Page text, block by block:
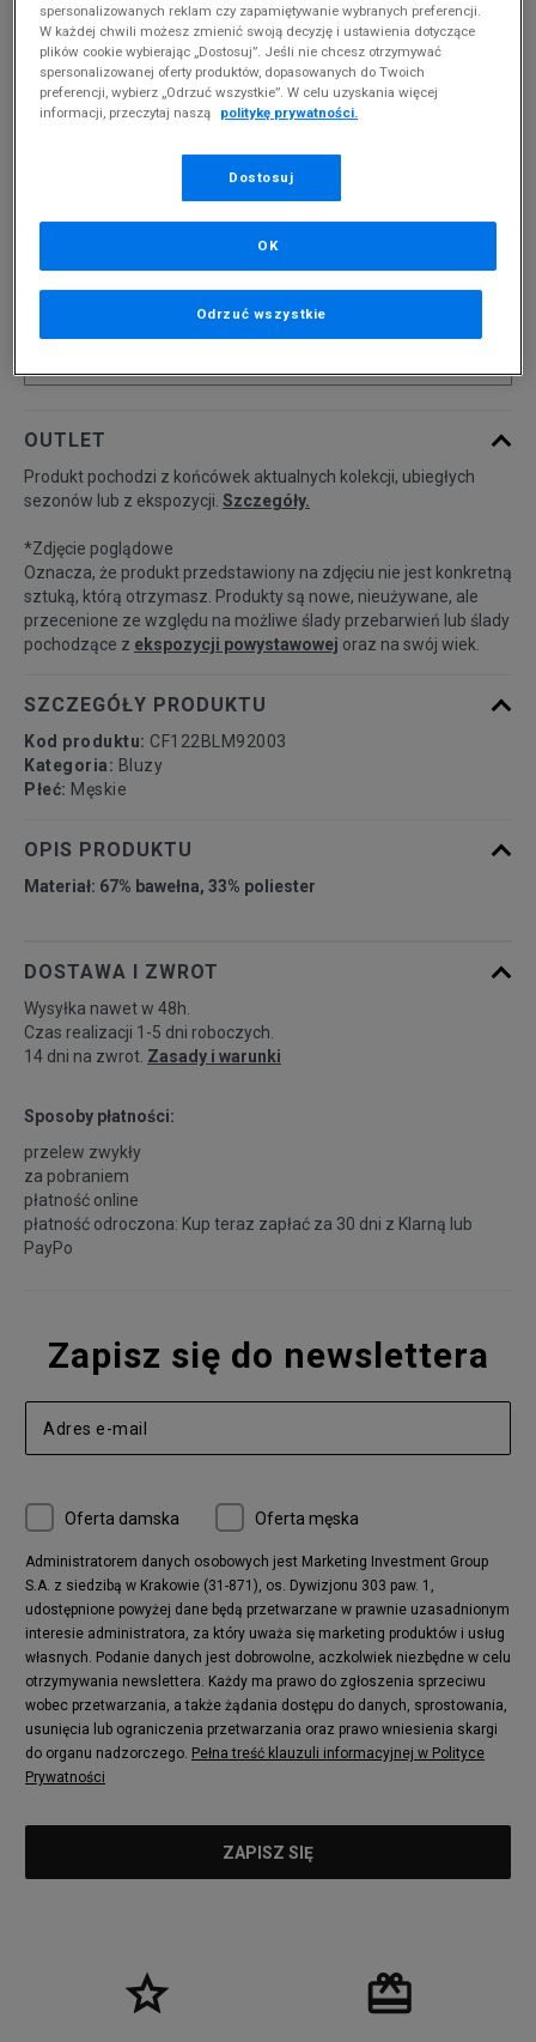
CONFRONT BLUZA ESSENTIAL CREW
Produkt pochodzi z końcówek aktualnych kolekcji, ubiegłych
sezonów lub z ekspozycji.Szczegóły.
cena rekomendowana przez producenta
PRODUKT NIEDOSTĘPNY
S
Powiadom o
L
Powiadom o
dostępności
dostępności
OUTLET
Produkt pochodzi z końcówek aktualnych kolekcji, ubiegłych
sezonów lub z ekspozycji. Szczegóły.
*Zdjęcie poglądowe
Oznacza, że produkt przedstawiony na zdjęciu nie jest konkretną
sztuką, którą otrzymasz. Produkty są nowe, nieużywane, ale
przecenione ze względu na możliwe ślady przebarwień lub ślady
pochodzące z ekspozycji powystawowej oraz na swój wiek.
SZCZEGÓŁY PRODUKTU
Kod produktu: CF122BLM92003
Kategoria: Bluzy
Płeć: Męskie
OPIS PRODUKTU
Materiał: 67% bawełna, 33% poliester
DOSTAWA I ZWROT
Wysyłka nawet w 48h.
Czas realizacji 1-5 dni roboczych.
14 dni na zwrot. Zasady i warunki
Sposoby płatności:
przelew zwykły
za pobraniem
płatność online
płatność odroczona: Kup teraz zapłać za 30 dni z Klarną lub
PayPo
Zapisz się do newslettera
Oferta damska Oferta męska
Administratorem danych osobowych jest Marketing Investment Group
S.A. z siedzibą w Krakowie (31-871), os. Dywizjonu 303 paw. 1,
udostępnione powyżej dane będą przetwarzane w prawnie uzasadnionym
interesie administratora, za który uważa się marketing produktów i usług
własnych. Podanie danych jest dobrowolne, aczkolwiek niezbędne w celu
otrzymywania newslettera. Każdy ma prawo do zgłoszenia sprzeciwu
wobec przetwarzania, a także żądania dostępu do danych, sprostowania,
usunięcia lub ograniczenia przetwarzania oraz prawo wniesienia skargi
do organu nadzorczego. Pełna treść klauzuli informacyjnej w Polityce
Prywatności
spersonalizowanych reklam czy zapamiętywanie wybranych preferencji.
W każdej chwili możesz zmienić swoją decyzję i ustawienia dotyczące
plików cookie wybierając „Dostosuj”. Jeśli nie chcesz otrzymywać
spersonalizowanej oferty produktów, dopasowanych do Twoich
preferencji, wybierz „Odrzuć wszystkie”. W celu uzyskania więcej
informacji, przeczytaj naszą
politykę prywatności.
Dostosuj
Odrzuć wszystkie
OK